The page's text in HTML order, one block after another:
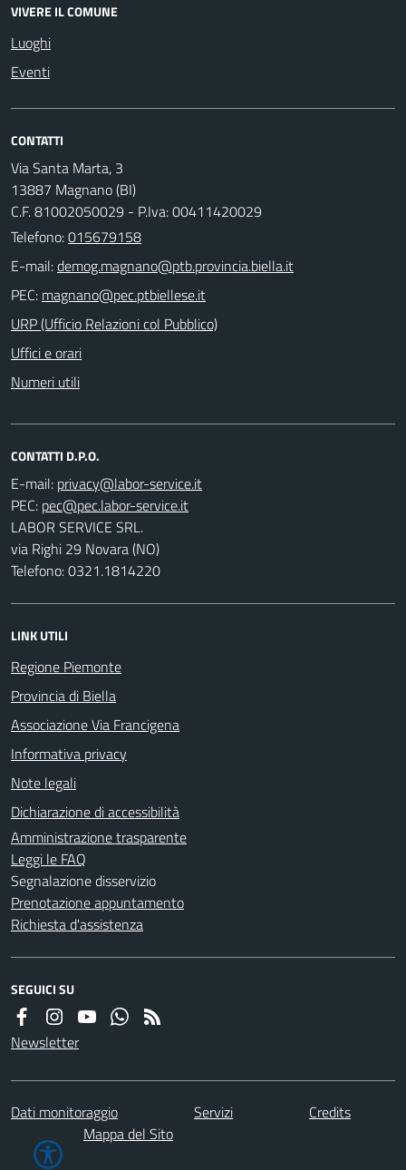
VIVERE IL COMUNE
Luoghi
Eventi
CONTATTI
Via Santa Marta, 3
13887 Magnano (BI)
C.F. 81002050029 - P.Iva: 00411420029
Telefono:015679158
E-mail:
PEC:
URP (Ufficio Relazioni col Pubblico)
Uffici e orari
Numeri utili
CONTATTI D.P.O.
E-mail:
PEC:
LABOR SERVICE SRL.
via Righi 29 Novara (NO)
Telefono: 0321.1814220
LINK UTILI
Regione Piemonte
Provincia di Biella
Associazione Via Francigena
Informativa privacy
Note legali
Dichiarazione di accessibilità
Amministrazione trasparente
Leggi le FAQ
Segnalazione disservizio
Prenotazione appuntamento
Richiesta d'assistenza
SEGUICI SU
Newsletter
Dati monitoraggio Servizi
Credits
Mappa del Sito